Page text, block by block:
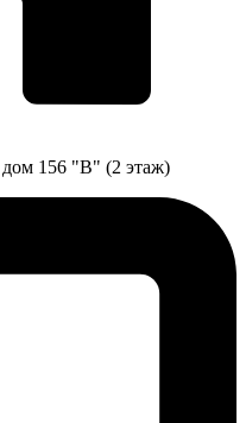
156 "В" (2 этаж)